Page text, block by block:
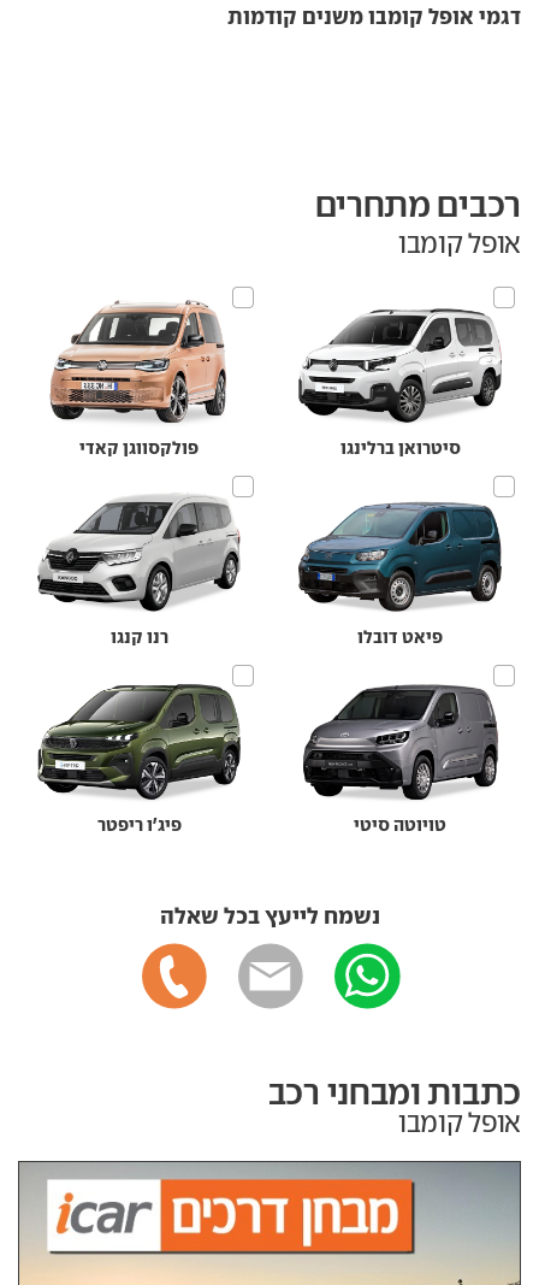
דגמי אופל קומבו משנים קודמות
רכבים מתחרים
אופל קומבו
סיטרואן ברלינגו פולקסווגן קאדי
פיאט דובלו רנו קנגו
טויוטה סיטי פיג'ו ריפטר
נשמח לייעץ בכל שאלה
כתבות ומבחני רכב
אופל קומבו